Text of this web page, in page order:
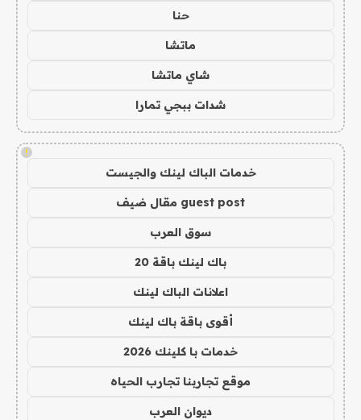
حنا
ماتشا
شاي ماتشا
شدات ببجي تمارا
!
خدمات الباك لينك والجيست
guest post مقال ضيف
سوق العرب
باك لينك باقة 20
اعلانات الباك لينك
أقوى باقة باك لينك
خدمات با كلينك 2026
موقع تجاربنا تجارب الحياه
ديوان العرب